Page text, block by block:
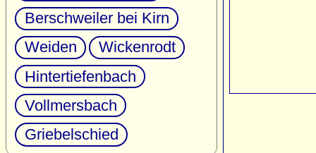
Berschweiler bei Kirn
Weiden
Wickenrodt
Hintertiefenbach
Vollmersbach
Griebelschied